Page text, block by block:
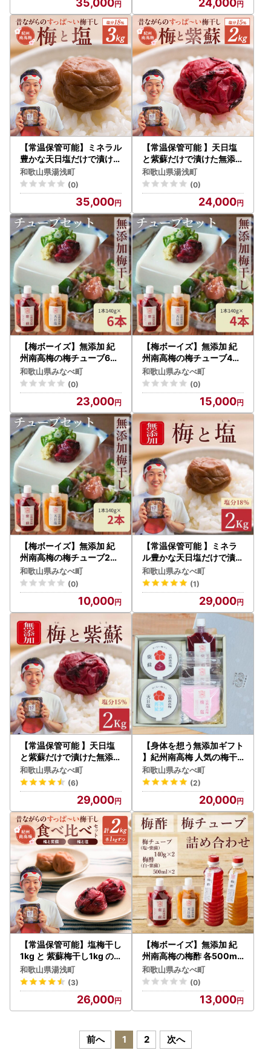
【常温保管可能】ミネラル
豊かな天日塩だけで漬けた
無添加梅干し3kg 梅ボー
イズ｜南高梅 C202_EP6
023
和歌山県湯浅町
(0)
35,000
【常温保管可能 】天日塩
と紫蘇だけで漬けた無添加
梅干し2kg 梅ボーイズ｜
南高梅 B202_EP6022
和歌山県湯浅町
(0)
24,000
【梅ボーイズ】無添加 紀
州南高梅の梅チューブ6本
セット（塩・紫蘇）天日塩
使用 【umehkr021】
和歌山県みなべ町
(0)
23,000
【梅ボーイズ】無添加 紀
州南高梅の梅チューブ4本
セット（塩・紫蘇）天日塩
使用【umehkr020】
和歌山県みなべ町
(0)
15,000
【梅ボーイズ】無添加 紀
州南高梅の梅チューブ2本
セット（塩・紫蘇）天日塩
使用 【umehkr019】
和歌山県みなべ町
(0)
10,000
【常温保管可能 】ミネラ
ル豊かな天日塩だけで漬け
た無添加梅干し1kg×2パ
ック／塩分18％ 南高梅 u
mehkr006A【umehkr0
和歌山県みなべ町
(1)
29,000
【常温保管可能 】天日塩
と紫蘇だけで漬けた無添加
梅干し2kg／南高梅 塩
分15％ umehkr003A【
umehkr003A】
和歌山県みなべ町
(6)
29,000
【身体を想う無添加ギフト
】紀州南高梅 人気の梅干
し詰め合わせ 梅ボーイズ
umehkr012A【umehk
r012A】
和歌山県みなべ町
(2)
20,000
【常温保管可能】塩梅干し
1kg と 紫蘇梅干し1kg の
セット 梅ボーイズ B-401_
EP6020
和歌山県湯浅町
(3)
26,000
【梅ボーイズ】無添加 紀
州南高梅の梅酢 各500ml
梅チューブセット（塩・紫
蘇）各140g 天日塩使用 【
umehkr025】
和歌山県みなべ町
(0)
13,000
前へ 1 2 次へ